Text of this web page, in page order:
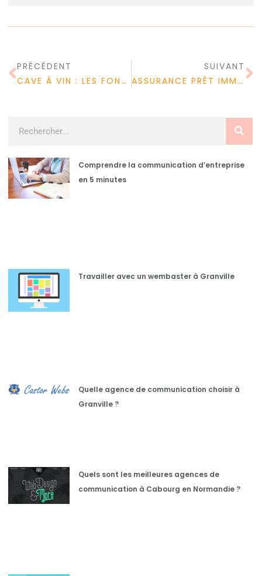
PRÉCÉDENT
CAVE À VIN : LES FONCTIONNALITÉS DES CAVES À VIN
SUIVANT
ASSURANCE PRÊT IMMOBILIER : LA LOI HAMON LIBÈRE LES ASSURÉS !
Comprendre la communication d’entreprise
en 5 minutes
Travailler avec un wembaster à Granville
Quelle agence de communication choisir à
Granville ?
Quels sont les meilleures agences de
communication à Cabourg en Normandie ?